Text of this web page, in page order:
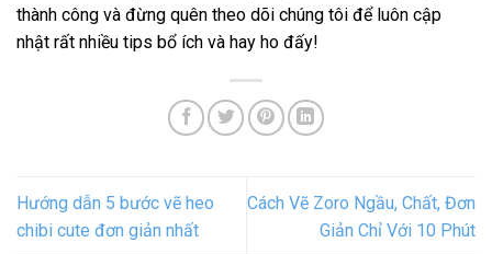
thành công và đừng quên theo dõi chúng tôi để luôn cập
nhật rất nhiều tips bổ ích và hay ho đấy!
Hướng dẫn 5 bước vẽ heo
chibi cute đơn giản nhất
Cách Vẽ Zoro Ngầu, Chất, Đơn
Giản Chỉ Với 10 Phút